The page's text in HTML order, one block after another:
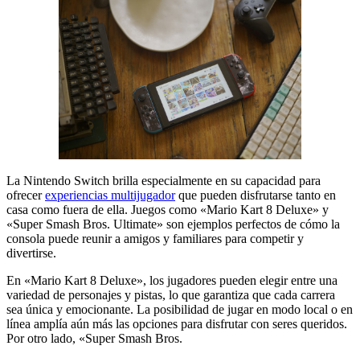
La Nintendo Switch brilla especialmente en su capacidad para
ofrecerexperiencias multijugadorque pueden disfrutarse tanto en
casa como fuera de ella. Juegos como «Mario Kart 8 Deluxe» y
«Super Smash Bros. Ultimate» son ejemplos perfectos de cómo la
consola puede reunir a amigos y familiares para competir y
divertirse.
En «Mario Kart 8 Deluxe», los jugadores pueden elegir entre una
variedad de personajes y pistas, lo que garantiza que cada carrera
sea única y emocionante. La posibilidad de jugar en modo local o en
línea amplía aún más las opciones para disfrutar con seres queridos.
Por otro lado, «Super Smash Bros.